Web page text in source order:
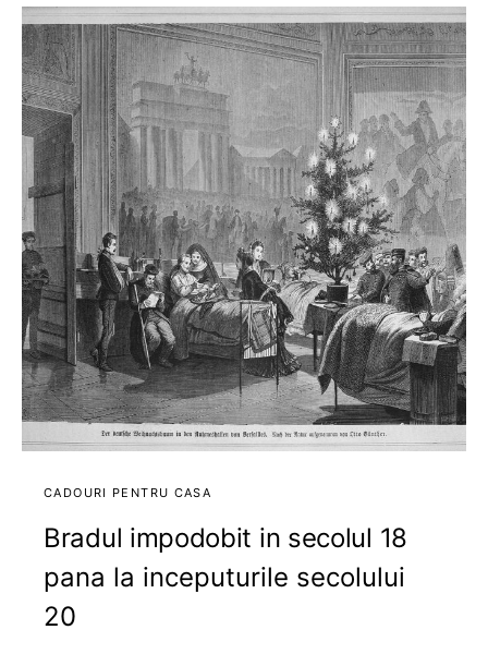
CADOURI PENTRU CASA
Bradul impodobit in secolul 18
pana la inceputurile secolului
20